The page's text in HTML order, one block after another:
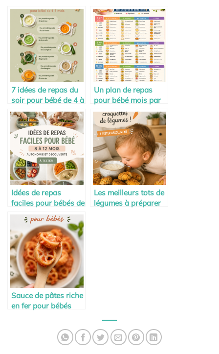
7 idées de repas du
soir pour bébé de 4 à
6 mois
Un plan de repas
pour bébé mois par
mois
Idées de repas
faciles pour bébés de
8 à 12 mois
Les meilleurs tots de
légumes à préparer
Sauce de pâtes riche
en fer pour bébés